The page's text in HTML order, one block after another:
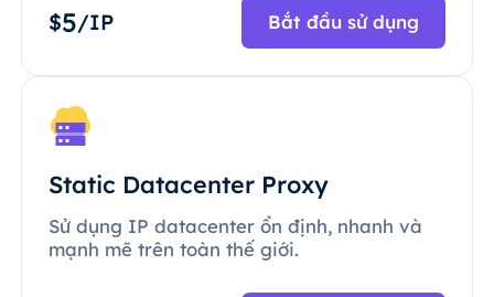
$5/IP Bắt đầu sử dụng
Static Datacenter Proxy
Sử dụng IP datacenter ổn định, nhanh và
mạnh mẽ trên toàn thế giới.